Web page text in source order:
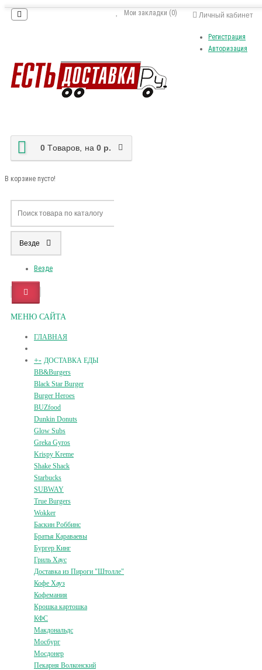
Личный кабинет
Регистрация
Авторизация
Мои закладки (0)
0 Tоваров, на 0 р.
В корзине пусто!
Везде
Везде
МЕНЮ САЙТА
ГЛАВНАЯ
+- ДОСТАВКА ЕДЫ
BB&Burgers
Black Star Burger
Burger Heroes
BUZfood
Dunkin Donuts
Glow Subs
Greka Gyros
Krispy Kreme
Shake Shack
Starbucks
SUBWAY
True Burgers
Wokker
Баскин Роббинс
Братья Караваевы
Бургер Кинг
Гриль Хаус
Доставка из Пироги "Штолле"
Кофе Хауз
Кофемания
Крошка картошка
КФС
Макдональдс
Мосбург
Мосдонер
Пекарня Волконский